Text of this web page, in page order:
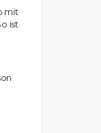
mit
ist